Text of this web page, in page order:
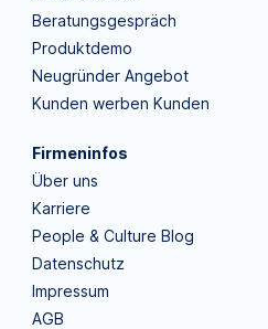
Beratungsgespräch
Produktdemo
Neugründer Angebot
Kunden werben Kunden
Firmeninfos
Über uns
Karriere
People & Culture Blog
Datenschutz
Impressum
AGB